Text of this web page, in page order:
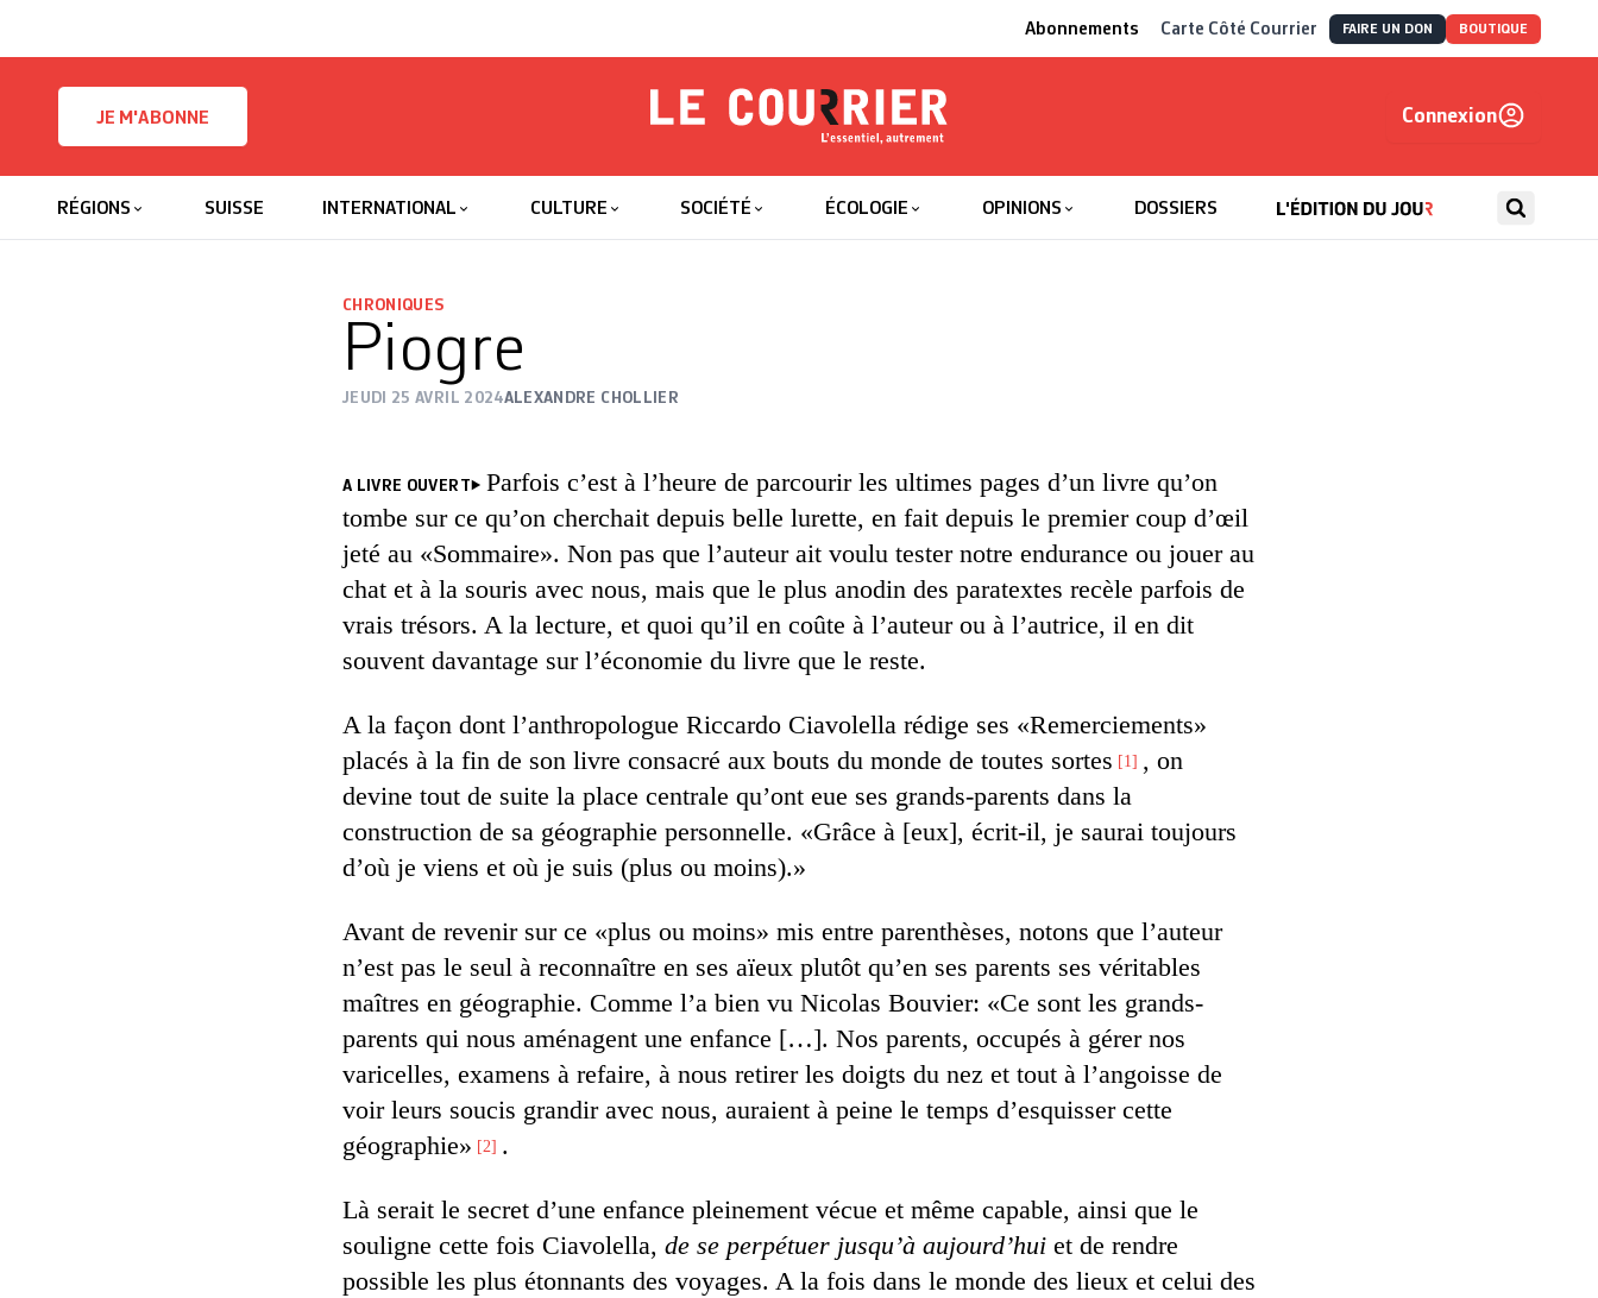
Abonnements Carte Côté Courrier FAIRE UN DON BOUTIQUE
JE M'ABONNE
Le Courrier
Connexion
RÉGIONS SUISSE INTERNATIONAL CULTURE SOCIÉTÉ ÉCOLOGIE OPINIONS DOSSIERS
CHRONIQUES
Piogre
JEUDI 25 AVRIL 2024ALEXANDRE CHOLLIER
A LIVRE OUVERT
Parfois c’est à l’heure de parcourir les ultimes pages d’un livre qu’on
tombe sur ce qu’on cherchait depuis belle lurette, en fait depuis le premier coup d’œil
jeté au «Sommaire». Non pas que l’auteur ait voulu tester notre endurance ou jouer au
chat et à la souris avec nous, mais que le plus anodin des paratextes recèle parfois de
vrais trésors. A la lecture, et quoi qu’il en coûte à l’auteur ou à l’autrice, il en dit
souvent davantage sur l’économie du livre que le reste.
A la façon dont l’anthropologue Riccardo Ciavolella rédige ses «Remerciements»
placés à la fin de son livre consacré aux bouts du monde de toutes sortes
1
, on
devine tout de suite la place centrale qu’ont eue ses grands-parents dans la
construction de sa géographie personnelle. «Grâce à [eux], écrit-il, je saurai toujours
d’où je viens et où je suis (plus ou moins).»
Avant de revenir sur ce «plus ou moins» mis entre parenthèses, notons que l’auteur
n’est pas le seul à reconnaître en ses aïeux plutôt qu’en ses parents ses véritables
maîtres en géographie. Comme l’a bien vu Nicolas Bouvier: «Ce sont les grands-
parents qui nous aménagent une enfance […]. Nos parents, occupés à gérer nos
varicelles, examens à refaire, à nous retirer les doigts du nez et tout à l’angoisse de
voir leurs soucis grandir avec nous, auraient à peine le temps d’esquisser cette
géographie»
2 .
Là serait le secret d’une enfance pleinement vécue et même capable, ainsi que le
souligne cette fois Ciavolella, de se perpétuer jusqu’à aujourd’hui et de rendre
possible les plus étonnants des voyages. A la fois dans le monde des lieux et celui des